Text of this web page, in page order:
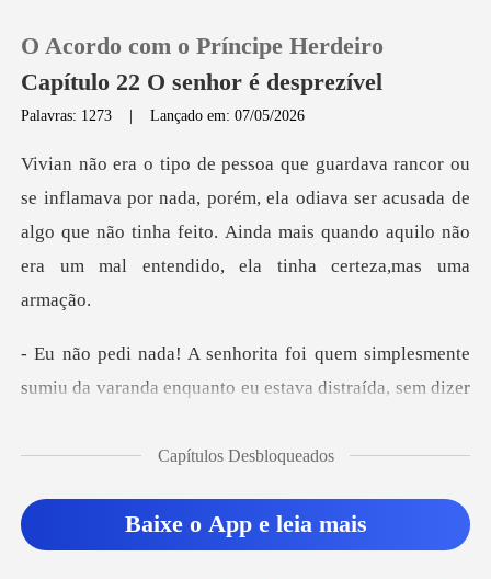
0
Sair
O Acordo com o Príncipe Herdeiro
Capítulo 22 O senhor é desprezível
Palavras: 1273 |Lançado em: 07/05/2026
da, porém, ela odiava ser acusada de
algo que não tinha feito. Ainda mais
simplesmente
sumiu da varanda enquanto eu
Capítulos Desbloqueados
Baixe o App e leia mais